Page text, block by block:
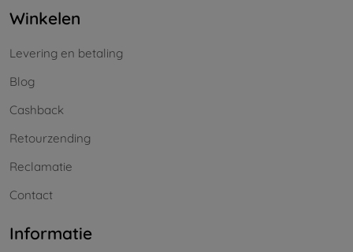
Winkelen
Levering en betaling
Blog
Cashback
Retourzending
Reclamatie
Contact
Informatie